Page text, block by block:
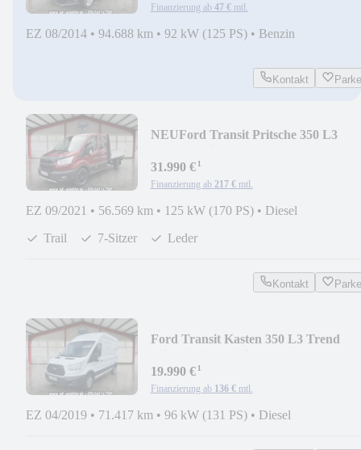
Finanzierung ab 47 € mtl.
EZ 08/2014 • 94.688 km • 92 kW (125 PS) • Benzin
Kontakt
NEUFord Transit Pritsche 350 L3
31.990 €¹
Finanzierung ab 217 € mtl.
EZ 09/2021 • 56.569 km • 125 kW (170 PS) • Diesel
Trail
7-Sitzer Leder
Kontakt
Ford Transit Kasten 350 L3 Trend
19.990 €¹
Finanzierung ab 136 € mtl.
EZ 04/2019 • 71.417 km • 96 kW (131 PS) • Diesel